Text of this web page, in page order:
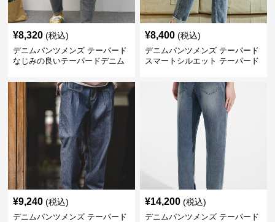
¥8,320 (税込)
デニムパンツメンズ テーパード
なじみの良いテーパードデニム
¥8,400 (税込)
デニムパンツメンズ テーパード
スマートシルエット テーパード
¥9,240 (税込)
デニムパンツメンズ テーパード
¥14,200 (税込)
デニムパンツメンズ テーパード